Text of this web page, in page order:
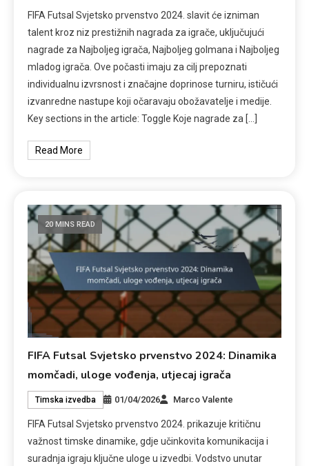
FIFA Futsal Svjetsko prvenstvo 2024. slavit će izniman
talent kroz niz prestižnih nagrada za igrače, uključujući
nagrade za Najboljeg igrača, Najboljeg golmana i Najboljeg
mladog igrača. Ove počasti imaju za cilj prepoznati
individualnu izvrsnost i značajne doprinose turniru, ističući
izvanredne nastupe koji očaravaju obožavatelje i medije.
Key sections in the article: Toggle Koje nagrade za […]
Read More
20 MINS READ
FIFA Futsal Svjetsko prvenstvo 2024: Dinamika
momčadi, uloge vođenja, utjecaj igrača
Timska izvedba 01/04/2026 Marco Valente
FIFA Futsal Svjetsko prvenstvo 2024. prikazuje kritičnu
važnost timske dinamike, gdje učinkovita komunikacija i
suradnja igraju ključne uloge u izvedbi. Vodstvo unutar